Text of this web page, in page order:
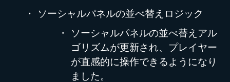
ソーシャルパネルの並べ替えロジック
ソーシャルパネルの並べ替えアル
ゴリズムが更新され、プレイヤー
が直感的に操作できるようになり
ました。